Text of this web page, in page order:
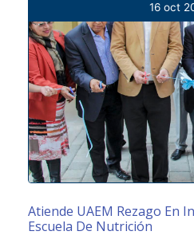
16 oct
Atiende UAEM Rezago En
Escuela De Nutrición